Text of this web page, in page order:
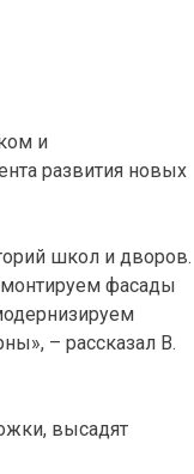
и
развития новых
школ и дворов.
фасады
– рассказал В.
высадят